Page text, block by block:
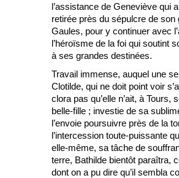
l’assistance de Geneviève qui
retirée près du sépulcre de
Gaules, pour y continuer avec
l’héroïsme de la foi qui soutint
à ses grandes destinées.
Travail immense, auquel une
Clotilde, qui ne doit point voir
clora pas qu’elle n’ait, à
belle-fille ; investie de sa
l’envoie poursuivre près de la
l’intercession toute-puissante
elle-même, sa tâche de
terre, Bathilde bientôt paraîtra,
dont on a pu dire qu’il sembla